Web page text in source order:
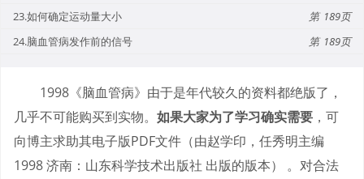
23.如何确定运动量大小
189
24.脑血管病发作前的信号
189
1998《脑血管病》由于是年代较久的资料都绝版了，
几乎不可能购买到实物。 如果大家为了学习确实需要 ，可
向博主求助其电子版PDF文件（由赵学印，任秀明主编
1998 济南：山东科学技术出版社 出版的版本） 。对合法